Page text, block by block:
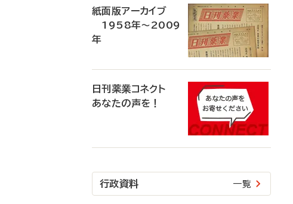
紙面版アーカイブ
1958年～2009
年
日刊薬業コネクト
あなたの声を！
行政資料 一覧